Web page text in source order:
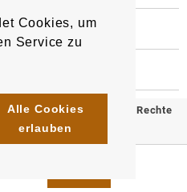
Cookies, um
Service zu
Alle Cookies
erlauben
Nikotingehalt 20 mg/ml,
für intensiveren
Kiwi und Guave
EAN/Stück : 4262435962445
Pod Tropicana
Marion Winkels e.K. Alle Rechte